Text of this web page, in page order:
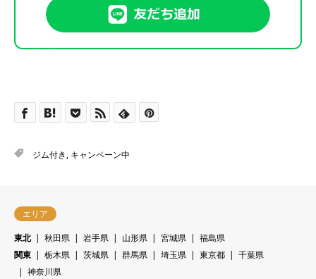
ジム付き, キャンペーン中
エリア
東北
秋田県 岩手県 山形県 宮城県
福島県
関東
栃木県 茨城県 群馬県 埼玉県 東京都
千葉県
神奈川県